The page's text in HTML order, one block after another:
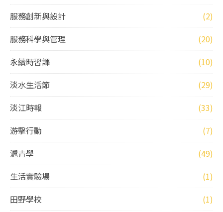
服務創新與設計
(2)
服務科學與管理
(20)
永續時習課
(10)
淡水生活節
(29)
淡江時報
(33)
游擊行動
(7)
滬青學
(49)
生活實驗場
(1)
田野學校
(1)